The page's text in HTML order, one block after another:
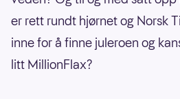
er rett rundt hjørnet og Norsk
inne for å finne juleroen og
litt MillionFlax?